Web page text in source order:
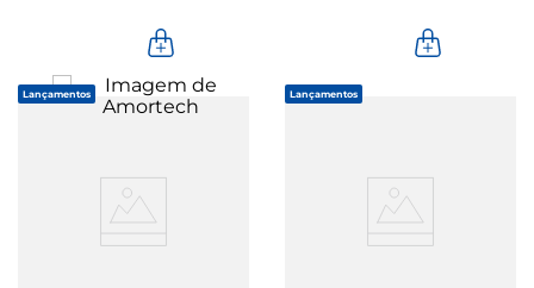
Lançamentos Lançamentos